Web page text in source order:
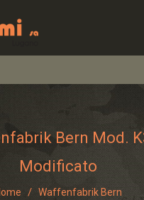
Bern Mod.
Modificato
/ Waffenfabrik Bern